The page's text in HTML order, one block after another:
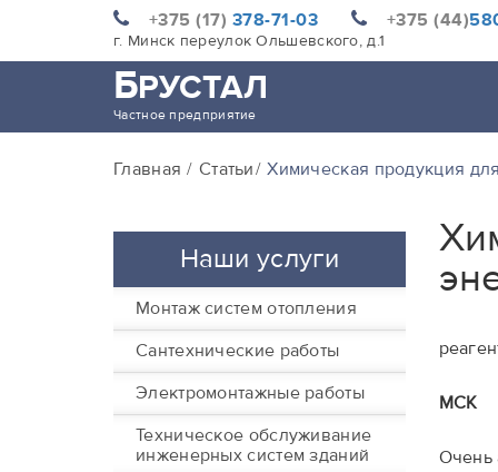
+375 (17) 378-71-03 +375 (44)
г. Минск переулок Ольшевского, д.1
БРУСТАЛ
Частное предприятие
Главная Статьи Химическая продукция
Наши услуги
Монтаж систем отопления
Сантехнические работы
Электромонтажные работы
Техническое обслуживание
инженерных систем зданий
МСК
Очень